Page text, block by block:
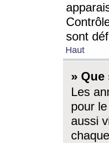
sont
Haut
»
Les
pour
aussi